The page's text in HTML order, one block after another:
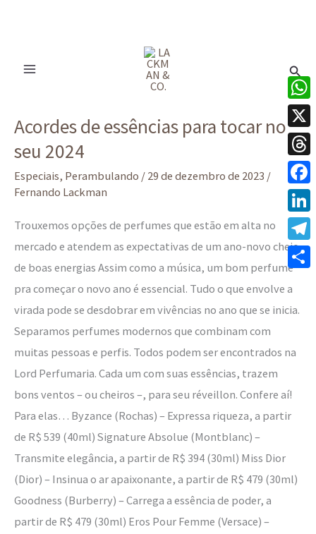
Acordes de essências para tocar no
seu 2024
Especiais, Perambulando / 29 de dezembro de 2023 /
Fernando Lackman
Trouxemos opções de perfumes que estão em alta no
mercado e atendem as expectativas de um ano-novo cheio
de boas energias Assim como a música, um bom perfume
pra começar o novo ano é essencial. Tudo o que envolve a
virada pode se desdobrar em vivências no ano que se inicia.
Separamos perfumes modernos que combinam com
muitas pessoas e perfis. Todos podem ser encontrados na
Lord Perfumaria. Cada um com suas essências, trazem
bons ventos – ou cheiros –, para seu réveillon. Confere aí!
Para elas… Byzance (Rochas) – Expressa riqueza, a partir
de R$ 539 (40ml) Signature Absolue (Montblanc) –
Transmite elegância, a partir de R$ 394 (30ml) Miss Dior
(Dior) – Insinua o ar apaixonante, a partir de R$ 479 (30ml)
Goodness (Burberry) – Carrega a essência de poder, a
partir de R$ 479 (30ml) Eros Pour Femme (Versace) –
de
essências
para
tocar
seu
2024
X